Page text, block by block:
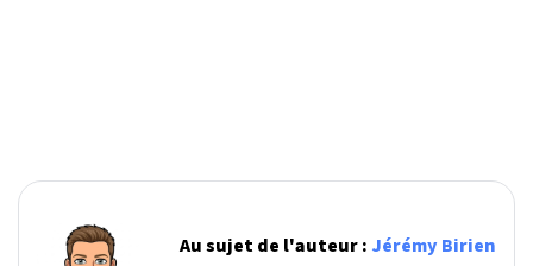
Au sujet de l'auteur : Jérémy Birien